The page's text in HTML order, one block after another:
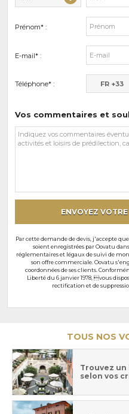
Prénom* :
E-mail* :
Téléphone* : FR +33
Vos commentaires et
Vos
commentaires
ENVOYEZ
Par cette demande de devis, j'accepte
soient enregistrées par Oovatu
réglementaires et légaux de suivi de
son offre commerciale. Oovatu
coordonnées de ses clients.
Liberté du 6 janvier 1978, vous
rectification et de
TOUS NOS
Trouvez un
selon vos